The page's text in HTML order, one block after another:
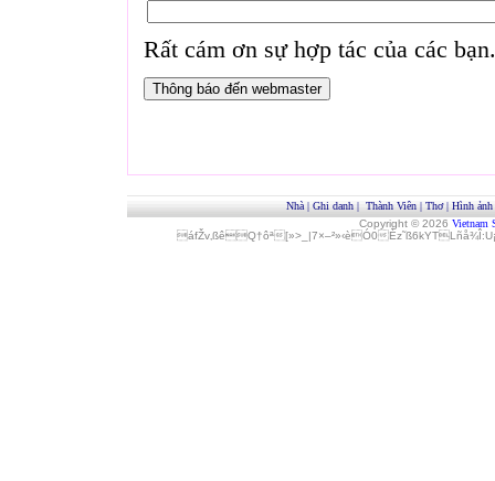
Rất cám ơn sự hợp tác của các bạn.
Nhà | Ghi danh | Thành Viên | Thơ| Hình ảnh
Copyright © 2026 Vietnam
áfŽv‚ßêQ†ôª[»>_|7×–²»‹èÓ0